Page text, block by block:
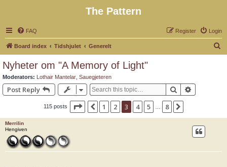
The Pattern
FAQ Login
Register
Board index Tidshjulet Generelt
Nyheter om "A Memory of Light"
Moderators: Lothair Mantelar Sauegjeteren
Post Reply Search
115 posts Page 3of 8
Previous
1 2 3 4 5 8
Merrilin
Hengiven